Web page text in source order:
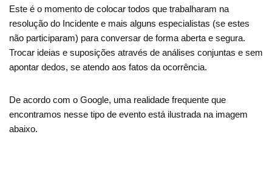
Este é o momento de colocar todos que trabalharam na
resolução do Incidente e mais alguns especialistas (se estes
não participaram) para conversar de forma aberta e segura.
Trocar ideias e suposições através de análises conjuntas e sem
apontar dedos, se atendo aos fatos da ocorrência.
De acordo com o Google, uma realidade frequente que
encontramos nesse tipo de evento está ilustrada na imagem
abaixo.